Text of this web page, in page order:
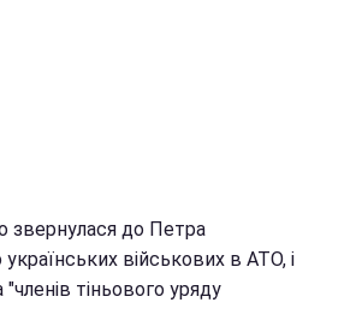
звернулася до Петра
військових в АТО, і
тіньового уряду